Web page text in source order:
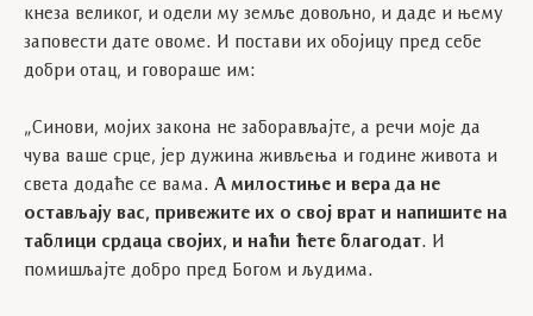
кнеза великог, и одели му земље довољно, и даде и њему
заповести дате овоме. И постави их обојицу пред себе
добри отац, и говораше им:
„Синови, мојих закона не заборављајте, а речи моје да
чува ваше срце, јер дужина живљења и године живота и
света додаће се вама. А милостиње и вера да не
остављају вас, привежите их о свој врат и напишите на
таблици срдаца својих, и наћи ћете благодат. И
помишљајте добро пред Богом и људима.